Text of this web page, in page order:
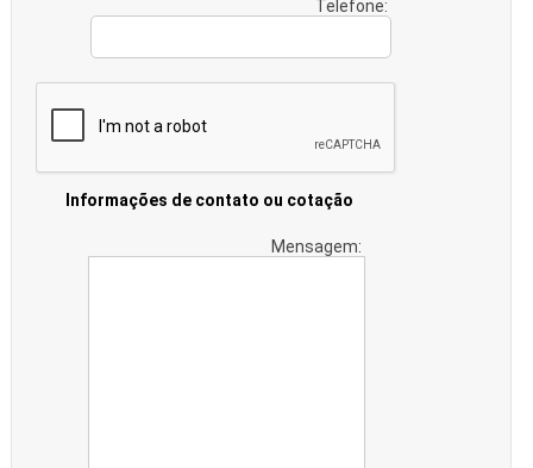
Telefone:
Informações de contato ou cotação
Mensagem: